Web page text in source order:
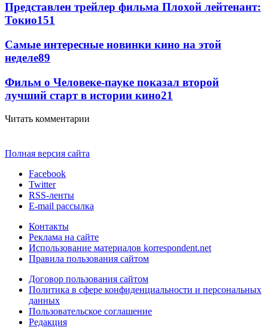
Представлен трейлер фильма Плохой лейтенант:
Токио151
Самые интересные новинки кино на этой
неделе89
Фильм о Человеке-пауке показал второй
лучший старт в истории кино21
Читать комментарии
Полная версия сайта
Facebook
Twitter
RSS-ленты
E-mail рассылка
Контакты
Реклама на сайте
Использование материалов korrespondent.net
Правила пользования сайтом
Договор пользования сайтом
Политика в сфере конфиденциальности и персональных
данных
Пользовательское соглашение
Редакция